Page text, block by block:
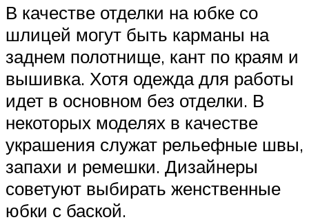
В качестве отделки на юбке со
шлицей могут быть карманы на
заднем полотнище, кант по краям и
вышивка. Хотя одежда для работы
идет в основном без отделки. В
некоторых моделях в качестве
украшения служат рельефные швы,
запахи и ремешки. Дизайнеры
советуют выбирать женственные
юбки с баской.